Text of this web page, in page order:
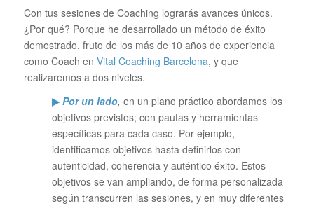
Con tus sesiones de Coaching lograrás avances únicos.
¿Por qué? Porque he desarrollado un método de éxito
demostrado, fruto de los más de 10 años de experiencia
como Coach en Vital Coaching Barcelona, y que
realizaremos a dos niveles.
▶Por un lado, en un plano práctico abordamos los
objetivos previstos; con pautas y herramientas
específicas para cada caso. Por ejemplo,
identificamos objetivos hasta definirlos con
autenticidad, coherencia y auténtico éxito. Estos
objetivos se van ampliando, de forma personalizada
según transcurren las sesiones, y en muy diferentes